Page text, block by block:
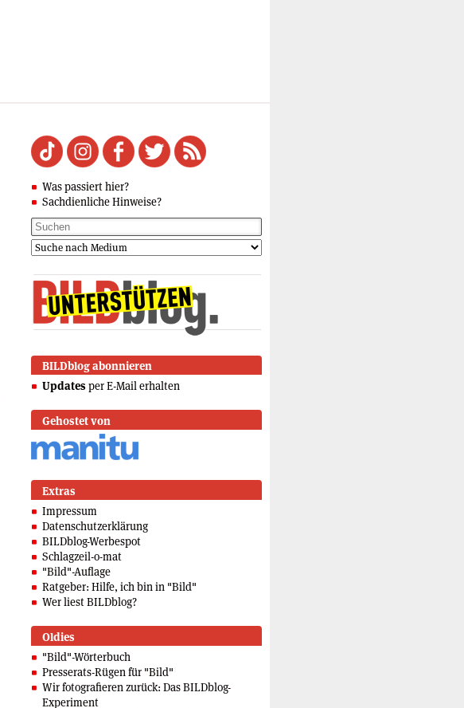
Was passiert hier?
Sachdienliche Hinweise?
BILDblog abonnieren
Updates per E-Mail erhalten
Gehostet von
Extras
Impressum
Datenschutzerklärung
BILDblog-Werbespot
Schlagzeil-o-mat
"Bild"-Auflage
Ratgeber: Hilfe, ich bin in "Bild"
Wer liest BILDblog?
Oldies
"Bild"-Wörterbuch
Presserats-Rügen für "Bild"
Wir fotografieren zurück: Das BILDblog-
Experiment